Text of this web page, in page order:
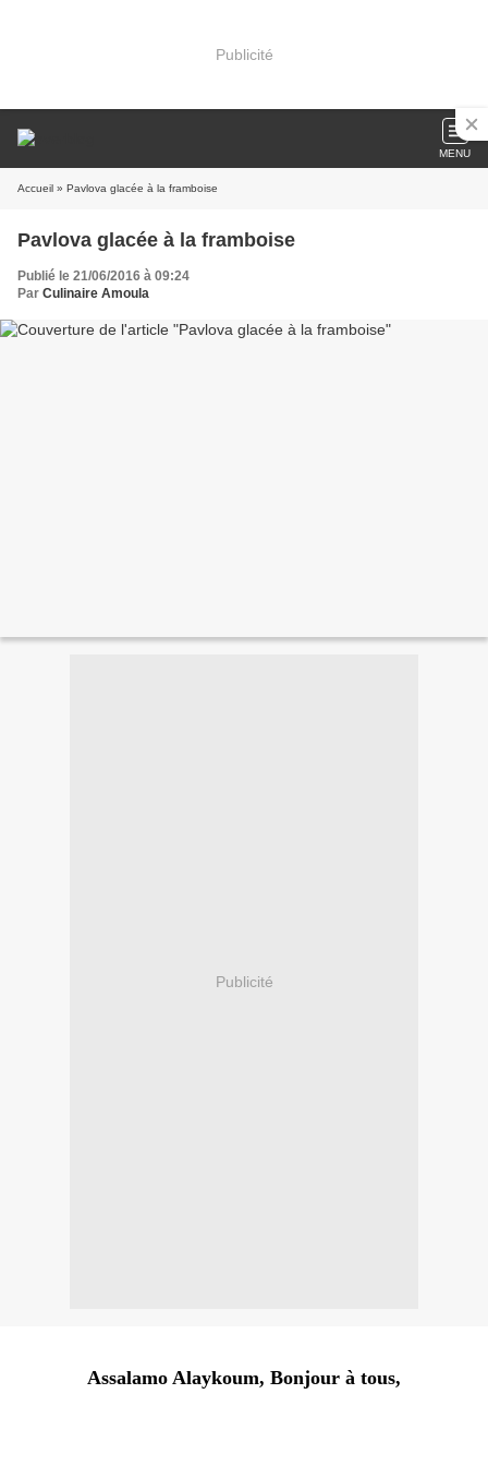
Publicité
MENU
Accueil » Pavlova glacée à la framboise
Pavlova glacée à la framboise
Publié le 21/06/2016 à 09:24
Par Culinaire Amoula
Publicité
Assalamo Alaykoum, Bonjour à tous,